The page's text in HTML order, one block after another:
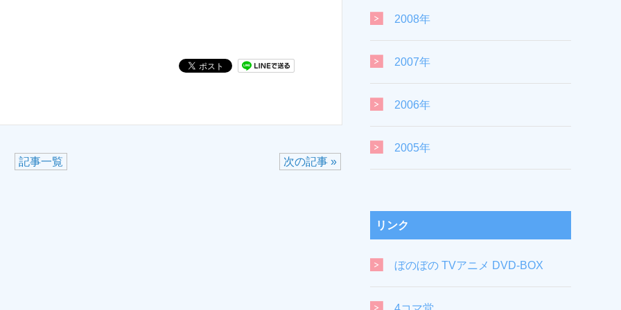
次の記事 »
記事一覧
2008年
2007年
2006年
2005年
リンク
ぼのぼの TVアニメ DVD-BOX